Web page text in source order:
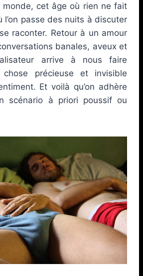
cet âge où rien ne fait
l’on passe des nuits à discuter
raconter. Retour à un amour
banales, aveux et
arrive à nous faire
précieuse et invisible
Et voilà qu’on adhère
scénario à priori poussif ou